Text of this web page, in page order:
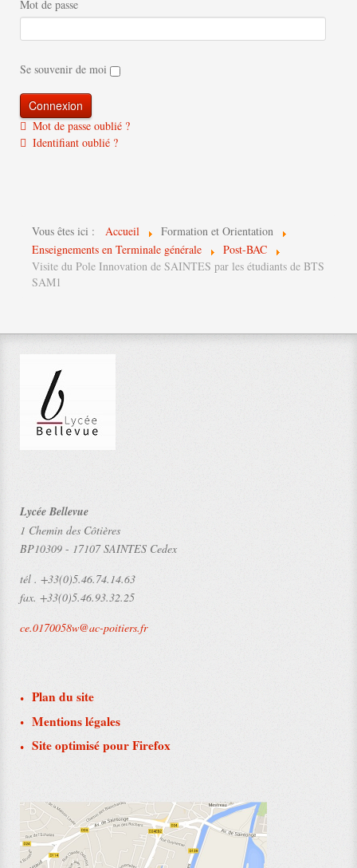
Mot de passe
Se souvenir de moi
Mot de passe oublié ?
Identifiant oublié ?
Vous êtes ici : Accueil
Formation et Orientation
Enseignements en Terminale générale
Post-BAC
Visite du Pole Innovation de SAINTES par les étudiants de BTS
SAM1
Lycée Bellevue
1 Chemin des Côtières
BP10309 - 17107 SAINTES Cedex
tél . +33(0)5.46.74.14.63
fax. +33(0)5.46.93.32.25
ce.0170058w@ac-poitiers.fr
Plan du site
Mentions légales
Site optimisé pour Firefox